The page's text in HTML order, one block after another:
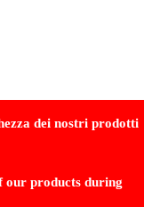
dei nostri prodotti
our products during